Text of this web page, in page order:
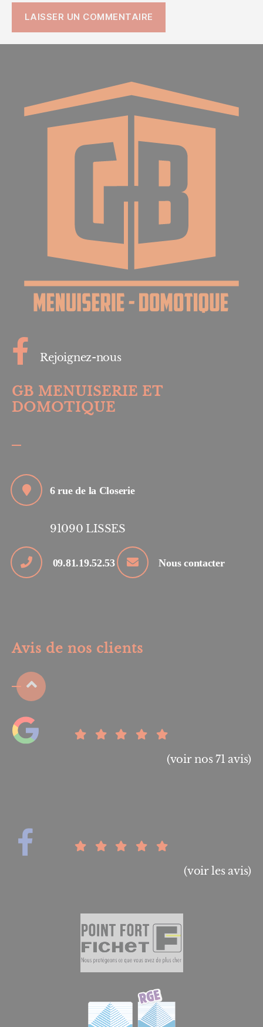
Rejoignez-nous
GB MENUISERIE ET
DOMOTIQUE
6 rue de la Closerie
91090 LISSES
09.81.19.52.53 Nous contacter
Avis de nos clients
(voir nos 71 avis)
(voir les avis)